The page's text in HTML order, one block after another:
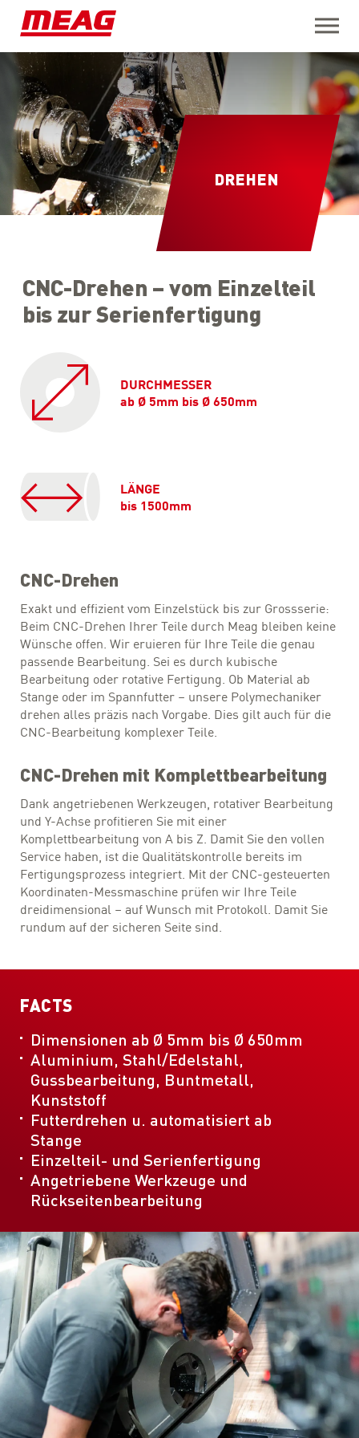
Open
DREHEN
CNC-Drehen – vom Einzelteil
bis zur Serienfertigung
DURCHMESSER
ab Ø 5mm bis Ø 650mm
LÄNGE
bis 1500mm
CNC-Drehen
Exakt und effizient vom Einzelstück bis zur Grossserie:
Beim CNC-Drehen Ihrer Teile durch Meag bleiben keine
Wünsche offen. Wir eruieren für Ihre Teile die genau
passende Bearbeitung. Sei es durch kubische
Bearbeitung oder rotative Fertigung. Ob Material ab
Stange oder im Spannfutter – unsere Polymechaniker
drehen alles präzis nach Vorgabe. Dies gilt auch für die
CNC-Bearbeitung komplexer Teile.
CNC-Drehen mit Komplettbearbeitung
Dank angetriebenen Werkzeugen, rotativer Bearbeitung
und Y-Achse profitieren Sie mit einer
Komplettbearbeitung von A bis Z. Damit Sie den vollen
Service haben, ist die Qualitätskontrolle bereits im
Fertigungsprozess integriert. Mit der CNC-gesteuerten
Koordinaten-Messmaschine prüfen wir Ihre Teile
dreidimensional – auf Wunsch mit Protokoll. Damit Sie
rundum auf der sicheren Seite sind.
FACTS
Dimensionen ab Ø 5mm bis Ø 650mm
Aluminium, Stahl/Edelstahl,
Gussbearbeitung, Buntmetall,
Kunststoff
Futterdrehen u. automatisiert ab
Stange
Einzelteil- und Serienfertigung
Angetriebene Werkzeuge und
Rückseitenbearbeitung